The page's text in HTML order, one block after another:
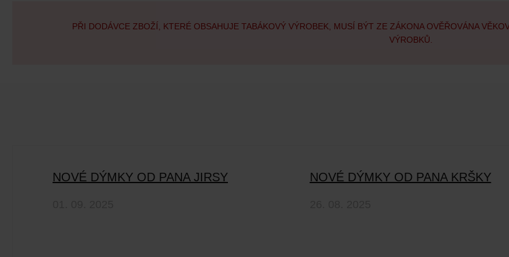
PŘI DODÁVCE ZBOŽÍ, KTERÉ OBSAHUJE TABÁKOVÝ VÝROBEK, MUSÍ BÝT ZE ZÁKONA OVĚŘOVÁNA
VÝROBKŮ.
NOVÉ DÝMKY OD PANA JIRSY NOVÉ DÝMKY OD PANA KRŠKY